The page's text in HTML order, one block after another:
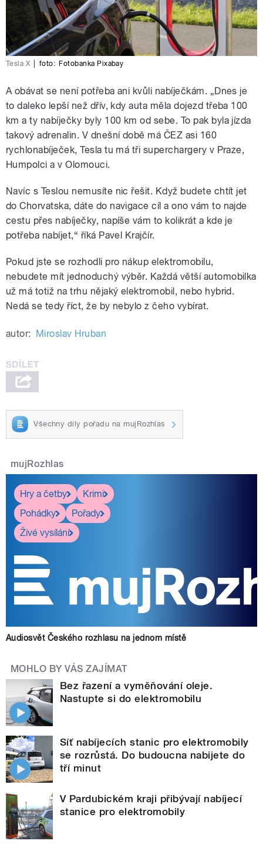
Tesla X foto: Fotobanka Pixabay
A obávat se není potřeba ani kvůli nabíječkám. „Dnes je
to daleko lepší než dřív, kdy auta měla dojezd třeba 100
km a ty nabíječky byly 100 km od sebe. To pak byla jízda
takový adrenalin. V dnešní době má ČEZ asi 160
rychlonabíječek, Tesla tu má tři superchargery v Praze,
Humpolci a v Olomouci.
Navíc s Teslou nemusíte nic řešit. Když budete chtít jet
do Chorvatska, dáte do navigace cíl a ono vám to najde
cestu přes nabíječky, napíše vám to kolikrát a kde je
potřeba nabíjet,“ říká Pavel Krajčír.
Pokud jste se rozhodli pro nákup elektromobilu,
nebudete mít jednoduchý výběr. Každá větší automobilka
už má totiž na trhu nějaký elektromobil, nebo hybrid.
Nedá se tedy říct, že by nebylo z čeho vybírat.
autor: Miroslav Hruban
Všechny díly pořadu na mujRozhlas
mujRozhlas
Hry a četby
Krimi
Pohádky
Pořady
Živé vysílání
Audiosvět Českého rozhlasu na jednom místě
MOHLO BY VÁS ZAJÍMAT
Bez řazení a vyměňování oleje.
Nastupte si do elektromobilu
Síť nabíjecích stanic pro elektromobily
se rozrůstá. Do budoucna nabijete do
tří minut
V Pardubickém kraji přibývají nabíjecí
stanice pro elektromobily